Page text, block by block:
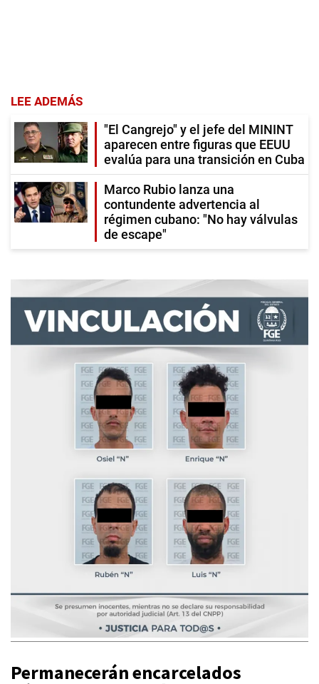
LEE ADEMÁS
"El Cangrejo" y el jefe del MININT
aparecen entre figuras que EEUU
evalúa para una transición en Cuba
Marco Rubio lanza una
contundente advertencia al
régimen cubano: "No hay válvulas
de escape"
Permanecerán encarcelados